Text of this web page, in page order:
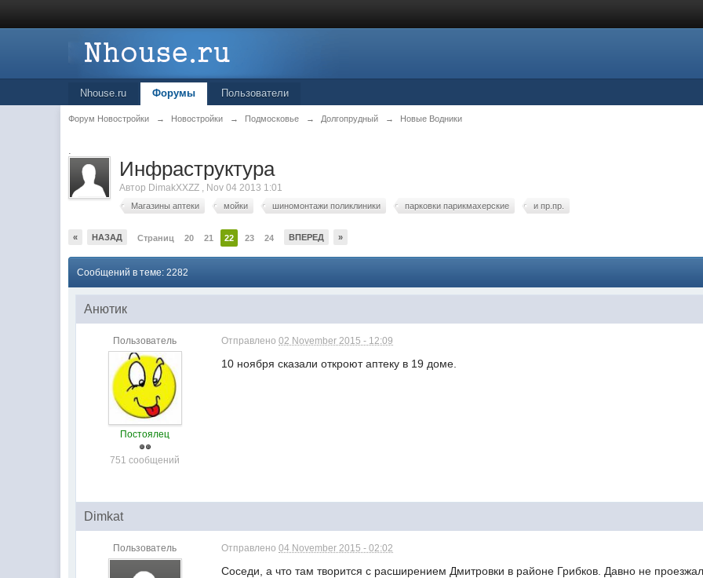
Nhouse.ru Форумы Пользователи
Форум Новостройки → Новостройки → Подмосковье → Долгопрудный → Новые Водники
.
Инфраструктура
Автор DimakXXZZ , Nov 04 2013 1:01
Магазины аптеки мойки шиномонтажи поликлиники парковки парикмахерские и пр.пр.
« НАЗАД Страниц 20 21 22 23 24 ВПЕРЕД »
Сообщений в теме: 2282
Анютик
Пользователь
Постоялец
751 сообщений
Отправлено02 November 2015 - 12:09
10 ноября сказали откроют аптеку в 19 доме.
Dimkat
Пользователь Отправлено04 November 2015 - 02:02
Соседи, а что там творится с расширением Дмитровки в районе Грибков. Давно не